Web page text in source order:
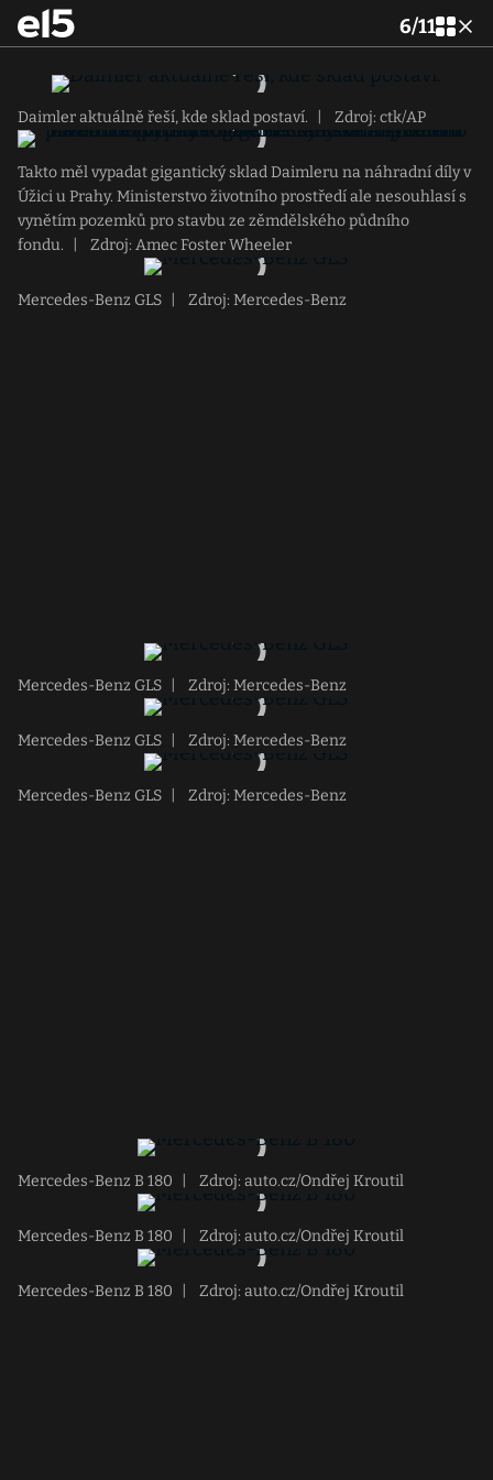
6/11
Daimler aktuálně řeší, kde sklad postaví. Zdroj: ctk/AP
Takto měl vypadat gigantický sklad Daimleru na náhradní díly v
Úžici u Prahy. Ministerstvo životního prostředí ale nesouhlasí s
vynětím pozemků pro stavbu ze zěmdělského půdního
fondu.
Zdroj: Amec Foster Wheeler
Mercedes-Benz GLS Zdroj: Mercedes-Benz
Mercedes-Benz GLS Zdroj: Mercedes-Benz
Mercedes-Benz GLS Zdroj: Mercedes-Benz
Mercedes-Benz GLS Zdroj: Mercedes-Benz
Mercedes-Benz B 180 Zdroj: auto.cz/Ondřej Kroutil
Mercedes-Benz B 180 Zdroj: auto.cz/Ondřej Kroutil
Mercedes-Benz B 180 Zdroj: auto.cz/Ondřej Kroutil